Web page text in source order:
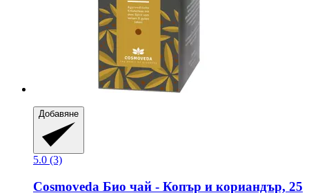
Добавяне
5.0 (3)
Cosmoveda Био чай -​ Копър и кориандър, 25